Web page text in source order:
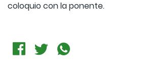
coloquio con la ponente.